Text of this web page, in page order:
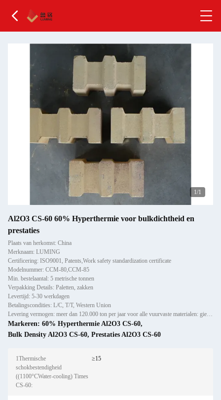
1/1
Al2O3 CS-60 60% Hyperthermie voor bulkdichtheid en
prestaties
Plaats van herkomst: China
Merknaam: LUMING
Certificering: ISO9001, Patents,Work safety standardization certificate
Modelnummer: CCM-80,CCM-85
Min. bestelaantal: 5 metrische tonnen
Verpakking Details: Paletten, zakken
Levertijd: 5-30 werkdagen
Betalingscondities: L/C, T/T, Western Union
Levering vermogen: meer dan 120.000 ton per jaar voor alle vuurvaste materialen: gietijzer, voorlijsten en bakstenen
Markeren: 60% Hyperthermie Al2O3 CS-60,
Bulk Density Al2O3 CS-60, Prestaties Al2O3 CS-60
1Thermische
schokbestendigheid
((1100°CWater-cooling) Times
CS-60:
≥15